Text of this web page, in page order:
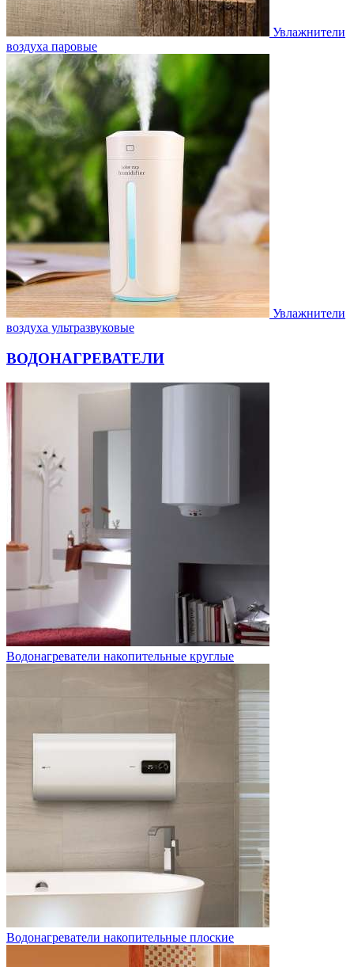
Увлажнители
воздуха паровые
Увлажнители
воздуха ультразвуковые
ВОДОНАГРЕВАТЕЛИ
Водонагреватели накопительные круглые
Водонагреватели накопительные плоские